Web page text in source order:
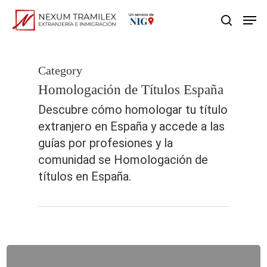
Skip
search
Category
Homologación de Títulos España
Descubre cómo homologar tu título
extranjero en España y accede a las
guías por profesiones y la
comunidad se Homologación de
títulos en España.